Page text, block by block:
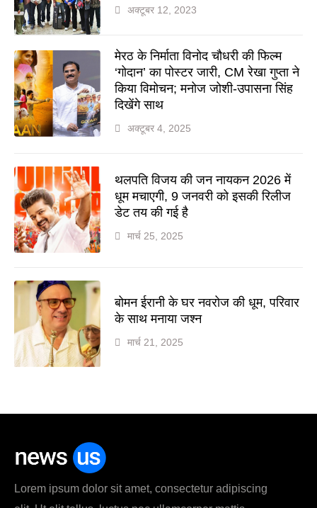
अक्टूबर 12, 2023
मेरठ के निर्माता विनोद चौधरी की फिल्म
‘गोदान’ का पोस्टर जारी, CM रेखा गुप्ता ने
किया विमोचन; मनोज जोशी-उपासना सिंह
दिखेंगे साथ
अक्टूबर 4, 2025
थलपति विजय की जन नायकन 2026 में
धूम मचाएगी, 9 जनवरी को इसकी रिलीज
डेट तय की गई है
मार्च 25, 2025
बोमन ईरानी के घर नवरोज की धूम, परिवार
के साथ मनाया जश्न
मार्च 21, 2025
Lorem ipsum dolor sit amet, consectetur adipiscing